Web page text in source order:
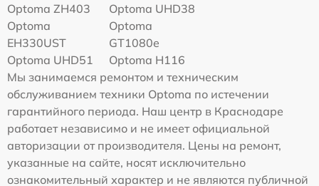
Optoma ZH403
Optoma UHD38
Optoma
EH330UST
Optoma
GT1080e
Optoma UHD51
Optoma H116
Мы занимаемся ремонтом и техническим
обслуживанием техники Optoma по истечении
гарантийного периода. Наш центр в Краснодаре
работает независимо и не имеет официальной
авторизации от производителя. Цены на ремонт,
указанные на сайте, носят исключительно
ознакомительный характер и не являются публичной